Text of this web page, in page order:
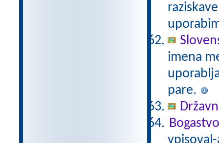
imena
pare.